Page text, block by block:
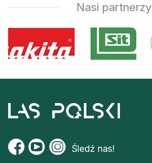
Nasi partnerzy
Śledź nas!